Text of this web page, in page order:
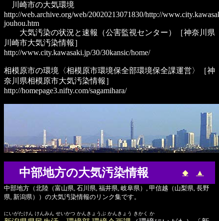
川崎市の大気環境
http://web.archive.org/web/20020213071830/http://
jouhou.htm
大気汚染の状況と速報
（公害監視センター）［神奈川県
川崎市大気汚染情報］
http://www.city.kawasaki.jp/30/30kansic/home/
相模原市の環境 〈相模原市環境保全部環境保全課運営〉［神
奈川県相模原市大気汚染情報］
http://homepage3.nifty.com/sagamihara/
中部地方の大気汚染情報 ◆ ▲
中部地方（北陸（富山県, 石川県, 福井県, 岐阜県）, 甲信越（山梨県, 長野
県, 新潟県））の大気汚染情報のリンク集です。
にいがたけん けんみん せいかつ かんきょうぶ かんきょう きかく か